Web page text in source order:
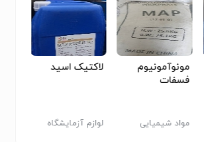
مونوآمونیوم
فسفات
مواد شیمیایی
لاکتیک اسید
لوازم آزمایشگاه